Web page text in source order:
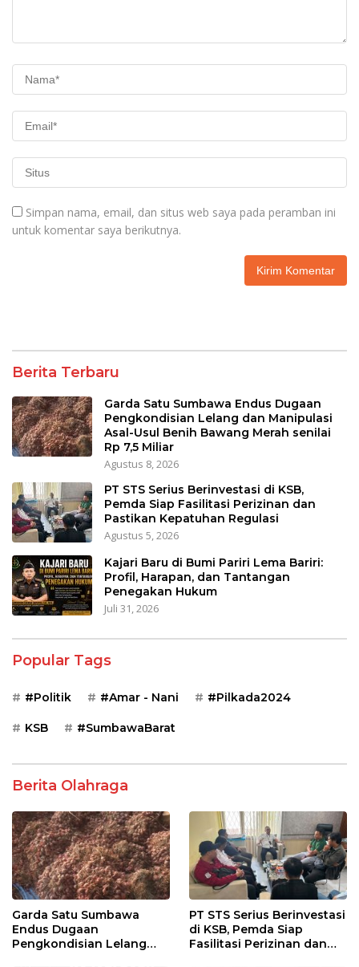
Simpan nama, email, dan situs web saya pada peramban ini
untuk komentar saya berikutnya.
Berita Terbaru
Garda Satu Sumbawa Endus Dugaan
Pengkondisian Lelang dan Manipulasi
Asal-Usul Benih Bawang Merah senilai
Rp 7,5 Miliar
Agustus 8, 2026
PT STS Serius Berinvestasi di KSB,
Pemda Siap Fasilitasi Perizinan dan
Pastikan Kepatuhan Regulasi
Agustus 5, 2026
Kajari Baru di Bumi Pariri Lema Bariri:
Profil, Harapan, dan Tantangan
Penegakan Hukum
Juli 31, 2026
Popular Tags
#Politik #Amar - Nani #Pilkada2024
KSB #SumbawaBarat
Berita Olahraga
Garda Satu Sumbawa
Endus Dugaan
Pengkondisian Lelang
PT STS Serius Berinvestasi
di KSB, Pemda Siap
Fasilitasi Perizinan dan